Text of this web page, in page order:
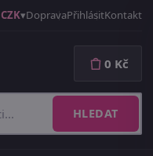
CZK DopravaPřihlásitKontakt
HLEDAT
0 Kč